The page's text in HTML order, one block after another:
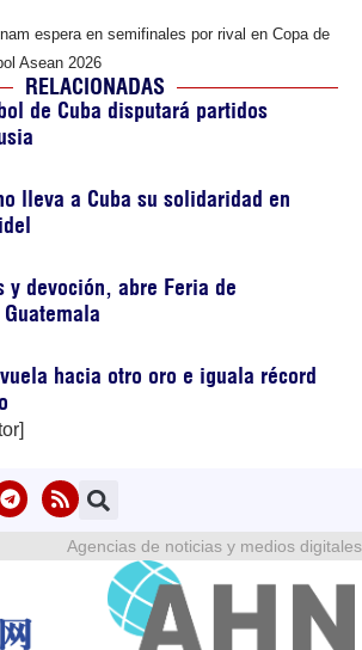
espera en semifinales por rival en Copa de
Asean 2026
RELACIONADAS
de Cuba disputará partidos
lleva a Cuba su solidaridad en
devoción, abre Feria de
hacia otro oro e iguala récord
Agencias de noticias y medios digitales